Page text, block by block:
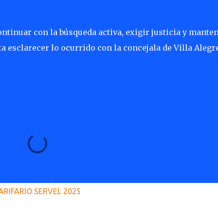
con la búsqueda activa, exigir justicia y
esclarecer lo ocurrido con la concejala de Villa
SERVEL 2025